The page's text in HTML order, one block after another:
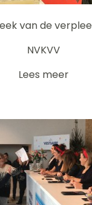
van de
NVKVV
Lees meer